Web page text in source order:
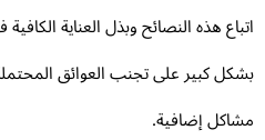
هذه النصائح وبذل العناية
كبير على تجنب العوائق
إضافية.